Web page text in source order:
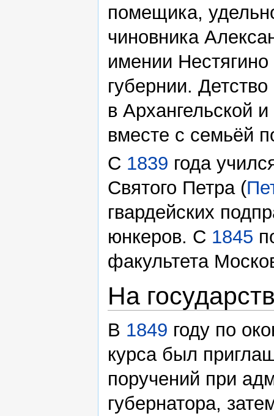
помещика,
чиновника
имении
губернии.
в Архангельской
вместе с семьёй
С 1839 года
Святого Петра (
гвардейских
юнкеров. С 1845
факультета
На
В 1849 году по
курса был
поручений при
губернатора,